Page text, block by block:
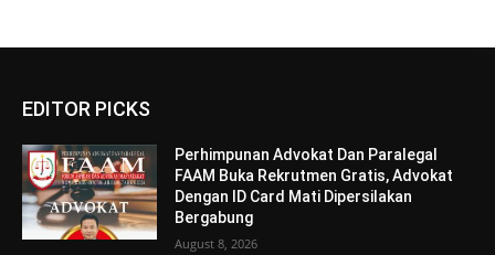
EDITOR PICKS
Perhimpunan Advokat Dan Paralegal
FAAM Buka Rekrutmen Gratis, Advokat
Dengan ID Card Mati Dipersilakan
Bergabung
August 8, 2026